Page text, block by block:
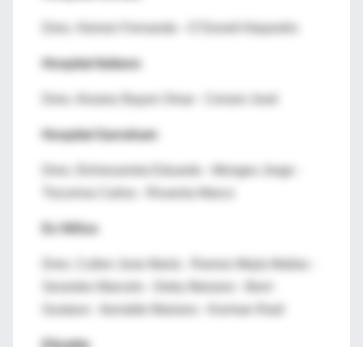
Hospital Italiano
Hospital Garraham
Dres. Etchezarreta Eduardo - Monges Jorge -
Ex Niños